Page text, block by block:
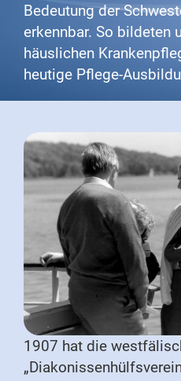
Bedeutung der
erkennbar. So bildeten
häuslichen
heutige Pflege-
1907 hat die